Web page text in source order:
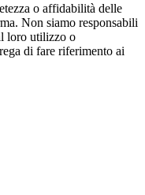
o affidabilità delle
Non siamo responsabili
loro utilizzo o
di fare riferimento ai